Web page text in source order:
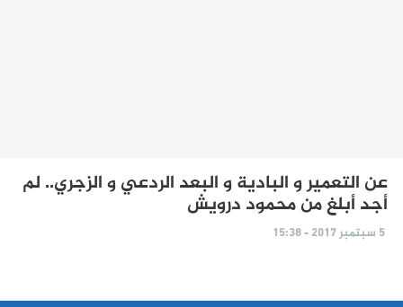
عن التعمير و البادية و البعد الردعي و الزجري.. لم
أجد أبلغ من محمود درويش
5 سبتمبر 2017 - 15:38